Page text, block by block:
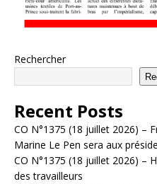
Rechercher
Recent Posts
CO N°1375 (18 juillet 2026) –
Marine Le Pen sera aux
CO N°1375 (18 juillet 2026) –
des travailleurs